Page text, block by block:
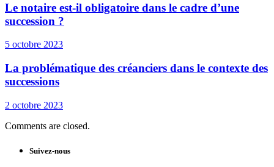
Le notaire est-il obligatoire dans le cadre d’une
succession ?
5 octobre 2023
La problématique des créanciers dans le contexte des
successions
2 octobre 2023
Comments are closed.
Suivez-nous